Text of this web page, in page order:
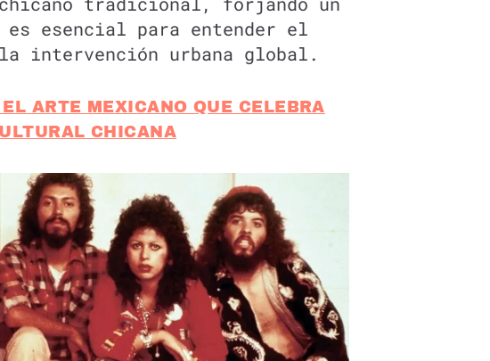
es esencial para entender el
intervención urbana global.
ARTE MEXICANO QUE CELEBRA
CHICANA